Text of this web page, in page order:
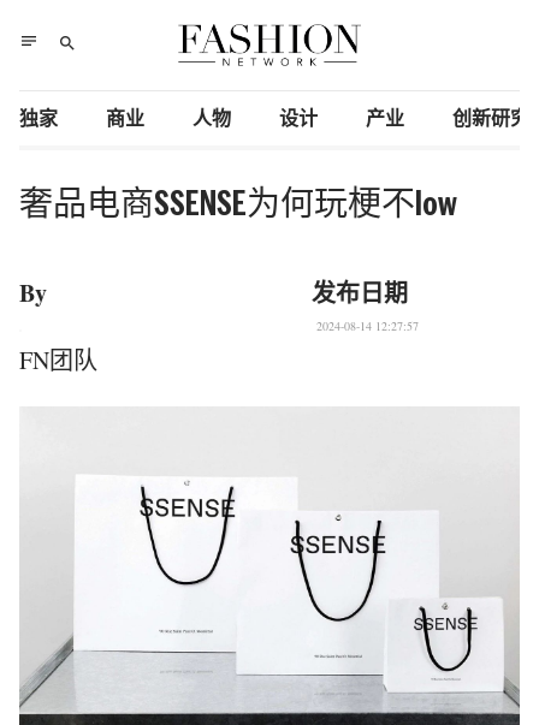
notes search
独家 商业 人物 设计 产业 创新研究
奢品电商SSENSE为何玩梗不low
By
FN团队
发布日期
2024-08-14 12:27:57